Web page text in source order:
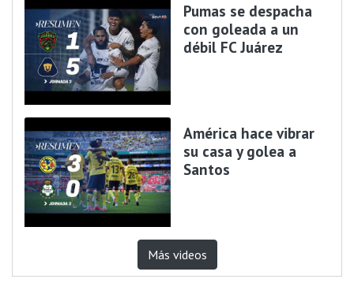
Pumas se despacha
con goleada a un
débil FC Juárez
América hace vibrar
su casa y golea a
Santos
Más videos